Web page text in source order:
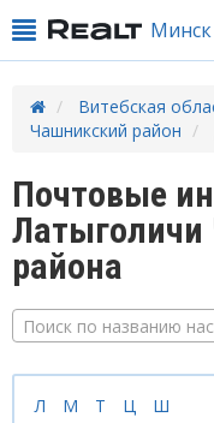
Минск
Витебская
Чашникский район
Почтовые
Латыголичи
района
Поиск по названию
Л М Т Ц Ш